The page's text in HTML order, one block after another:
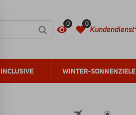
0 0
Kundendienst
INCLUSIVE WINTER-SONNENZIELE